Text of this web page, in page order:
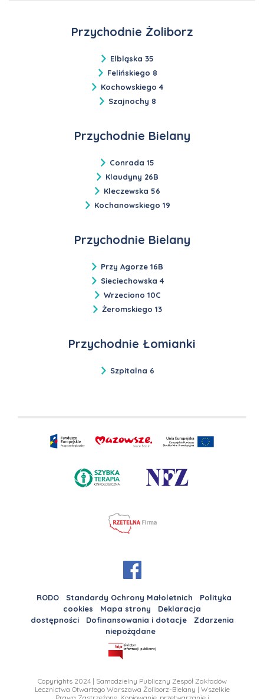
Przychodnie Żoliborz
Elbląska 35
Felińskiego 8
Kochowskiego 4
Szajnochy 8
Przychodnie Bielany
Conrada 15
Klaudyny 26B
Kleczewska 56
Kochanowskiego 19
Przychodnie Bielany
Przy Agorze 16B
Sieciechowska 4
Wrzeciono 10C
Żeromskiego 13
Przychodnie Łomianki
Szpitalna 6
RODO Standardy Ochrony Małoletnich
Polityka
cookies
Mapa strony
Deklaracja
dostępności
Dofinansowania i dotacje
Zdarzenia
niepożądane
Copyrights 2024 | Samodzielny Publiczny Zespół Zakładów
Lecznictwa Otwartego Warszawa Żoliborz-Bielany | Wszelkie